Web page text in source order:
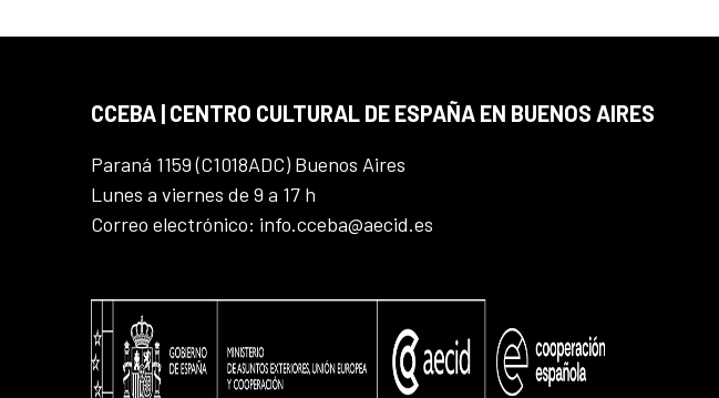
CCEBA | CENTRO CULTURAL DE ESPAÑA EN BUENOS AIRES
Paraná 1159 (C1018ADC) Buenos Aires
Lunes a viernes de 9 a 17 h
Correo electrónico: info.cceba@aecid.es